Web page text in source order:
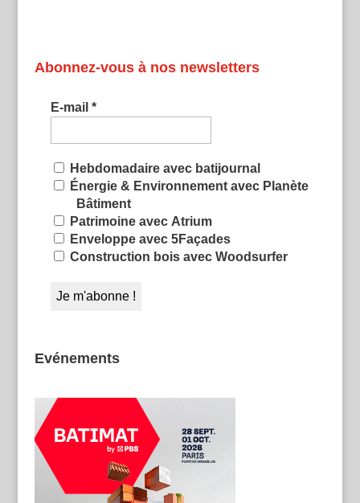
Abonnez-vous à nos newsletters
E-mail *
Hebdomadaire avec batijournal
Énergie & Environnement avec Planète
Bâtiment
Patrimoine avec Atrium
Enveloppe avec 5Façades
Construction bois avec Woodsurfer
Evénements